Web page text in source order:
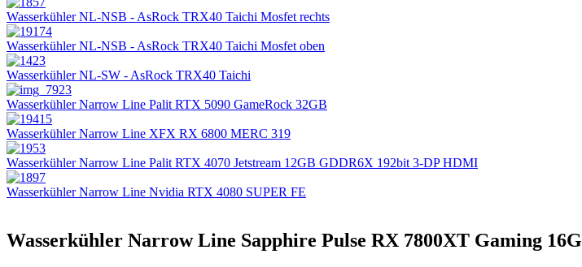
Wasserkühler NL-NSB - AsRock TRX40 Taichi Mosfet rechts
Wasserkühler NL-NSB - AsRock TRX40 Taichi Mosfet oben
Wasserkühler NL-SW - AsRock TRX40 Taichi
Wasserkühler Narrow Line Palit RTX 5090 GameRock 32GB
Wasserkühler Narrow Line XFX RX 6800 MERC 319
Wasserkühler Narrow Line Palit RTX 4070 Jetstream 12GB GDDR6X 192bit 3-DP HDMI
Wasserkühler Narrow Line Nvidia RTX 4080 SUPER FE
Wasserkühler Narrow Line Sapphire Pulse RX 7800XT Gaming 16G